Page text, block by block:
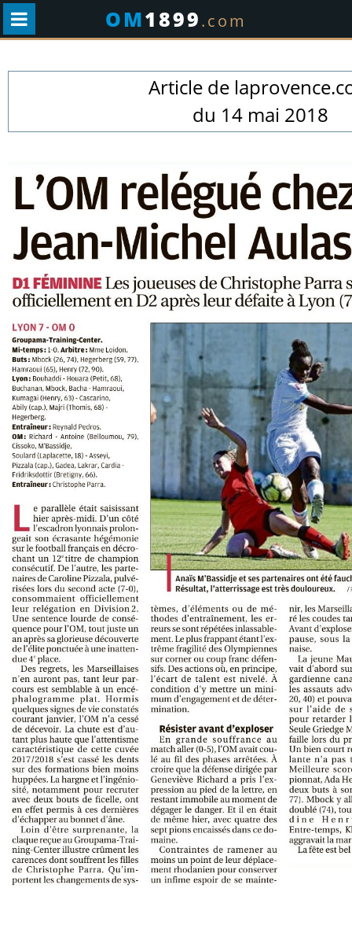
OM1899.com
Article de
du 14 mai 2018